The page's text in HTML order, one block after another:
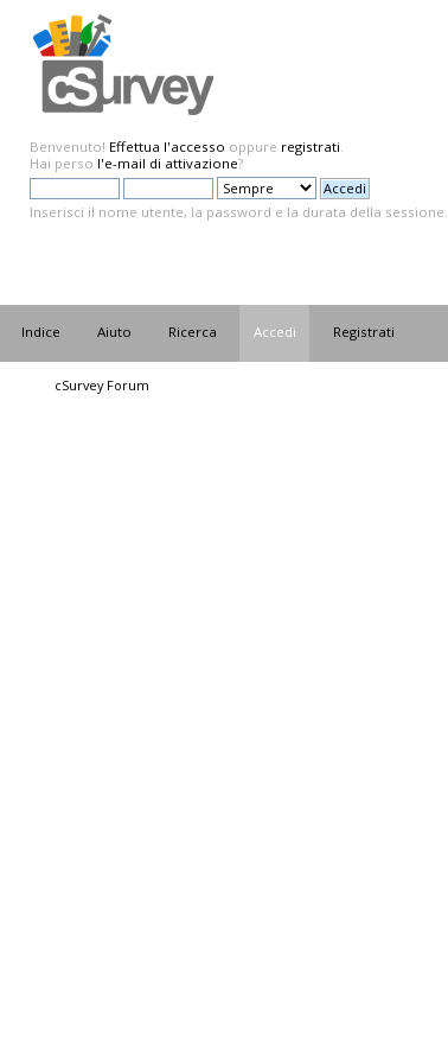
Benvenuto! Effettua l'accesso oppure registrati.
Hai perso l'e-mail di attivazione?
Inserisci il nome utente, la password e la durata della sessione.
Indice Aiuto Ricerca Accedi Registrati
cSurvey Forum